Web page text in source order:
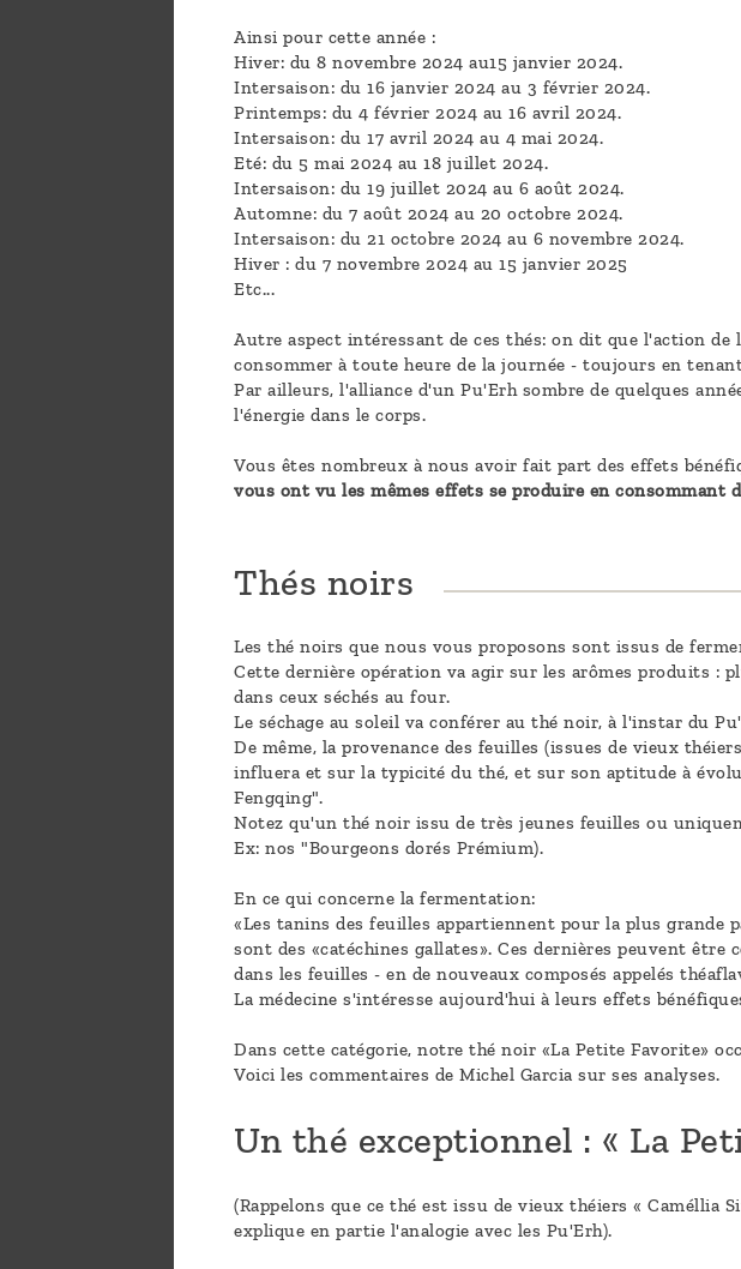
Ainsi pour cette année :
Hiver: du 8 novembre 2024 au15 janvier 2024.
Intersaison: du 16 janvier 2024 au 3 février 2024.
Printemps: du 4 février 2024 au 16 avril 2024.
Intersaison: du 17 avril 2024 au 4 mai 2024.
Eté: du 5 mai 2024 au 18 juillet 2024.
Intersaison: du 19 juillet 2024 au 6 août 2024.
Automne: du 7 août 2024 au 20 octobre 2024.
Intersaison: du 21 octobre 2024 au 6 novembre 2024.
Hiver : du 7 novembre 2024 au 15 janvier 2025
Etc...
Autre aspect intéressant de ces thés: on dit que l'action
consommer à toute heure de la journée - toujours en
Par ailleurs, l'alliance d'un Pu'Erh sombre de quelques
l'énergie dans le corps.
Vous êtes nombreux à nous avoir fait part des effets
vous ont vu les mêmes effets se produire en consommant
Thés noirs
Les thé noirs que nous vous proposons sont issus de
Cette dernière opération va agir sur les arômes produits :
dans ceux séchés au four.
Le séchage au soleil va conférer au thé noir, à l'instar du
De même, la provenance des feuilles (issues de vieux
influera et sur la typicité du thé, et sur son aptitude à
Fengqing".
Notez qu'un thé noir issu de très jeunes feuilles ou
Ex: nos "Bourgeons dorés Prémium).
En ce qui concerne la fermentation:
«Les tanins des feuilles appartiennent pour la plus grande
sont des «catéchines gallates». Ces dernières peuvent
dans les feuilles - en de nouveaux composés appelés
La médecine s'intéresse aujourd'hui à leurs effets
Dans cette catégorie, notre thé noir «La Petite Favorite»
Voici les commentaires de Michel Garcia sur ses analyses.
Un thé exceptionnel : « La
(Rappelons que ce thé est issu de vieux théiers « Caméllia
explique en partie l'analogie avec les Pu'Erh).